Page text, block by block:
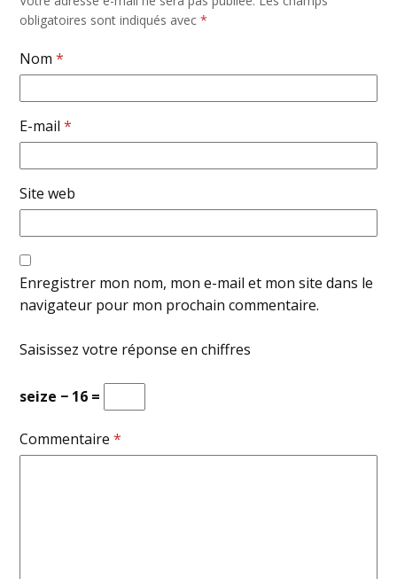
obligatoires sont indiqués avec*
Nom*
E-mail*
Site web
Enregistrer mon nom, mon e-mail et mon site dans le
navigateur pour mon prochain commentaire.
Saisissez votre réponse en chiffres
seize − 16 =
Commentaire*